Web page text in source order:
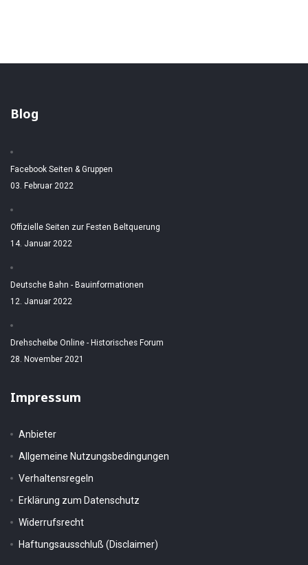
Blog
Facebook Seiten & Gruppen
03. Februar 2022
Offizielle Seiten zur Festen Beltquerung
14. Januar 2022
Deutsche Bahn - Bauinformationen
12. Januar 2022
Drehscheibe Online - Historisches Forum
28. November 2021
Impressum
Anbieter
Allgemeine Nutzungsbedingungen
Verhaltensregeln
Erklärung zum Datenschutz
Widerrufsrecht
Haftungsausschluß (Disclaimer)